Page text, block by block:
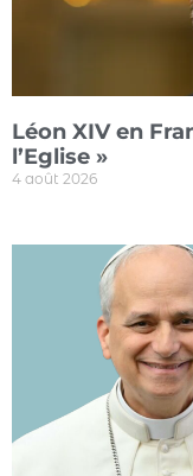
Léon XIV en
l’Eglise »
4 août 2026